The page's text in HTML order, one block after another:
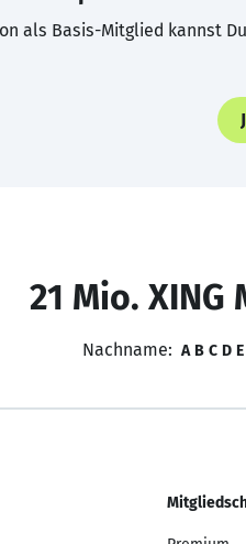
als Basis-Mitglied kannst
21 Mio.
Nachname: A B C D E